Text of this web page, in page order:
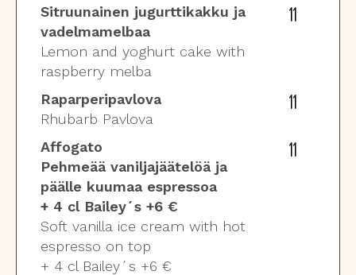
Sitruunainen jugurttikakku ja
vadelmamelbaa
Lemon and yoghurt cake with
raspberry melba
11
Raparperipavlova
Rhubarb Pavlova
11
Affogato
Pehmeää vaniljajäätelöä ja
päälle kuumaa espressoa
+ 4 cl Bailey´s +6 €
Soft vanilla ice cream with hot
espresso on top
+ 4 cl Bailey´s +6 €
11